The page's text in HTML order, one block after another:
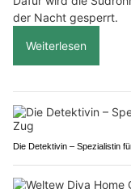
der Nacht gesperrt.
Weiterlesen
Die Detektivin – Spezialistin